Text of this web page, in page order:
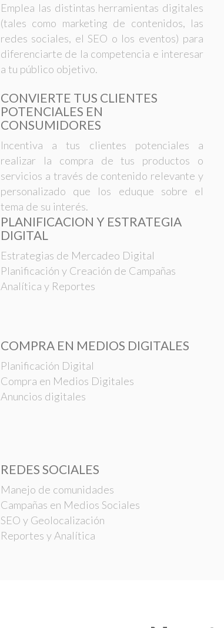
Emplea las distintas herramientas digitales
(tales como marketing de contenidos, las
redes sociales, el SEO o los eventos) para
diferenciarte de la competencia e interesar
a tu público objetivo.
CONVIERTE TUS CLIENTES
POTENCIALES EN
CONSUMIDORES
Incentiva a tus clientes potenciales a
realizar la compra de tus productos o
servicios a través de contenido relevante y
personalizado que los eduque sobre el
tema de su interés.
PLANIFICACION Y ESTRATEGIA
DIGITAL
Estrategias de Mercadeo Digital
Planificación y Creación de Campañas
Analítica y Reportes
COMPRA EN MEDIOS DIGITALES
Planificación Digital
Compra en Medios Digitales
Anuncios digitales
REDES SOCIALES
Manejo de comunidades
Campañas en Medios Sociales
SEO y Geolocalización
Reportes y Analítica